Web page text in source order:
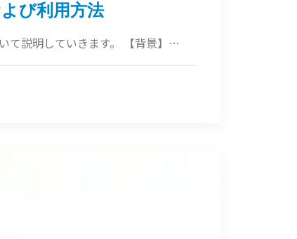
び利用方法
て説明していきます。 【背景】…